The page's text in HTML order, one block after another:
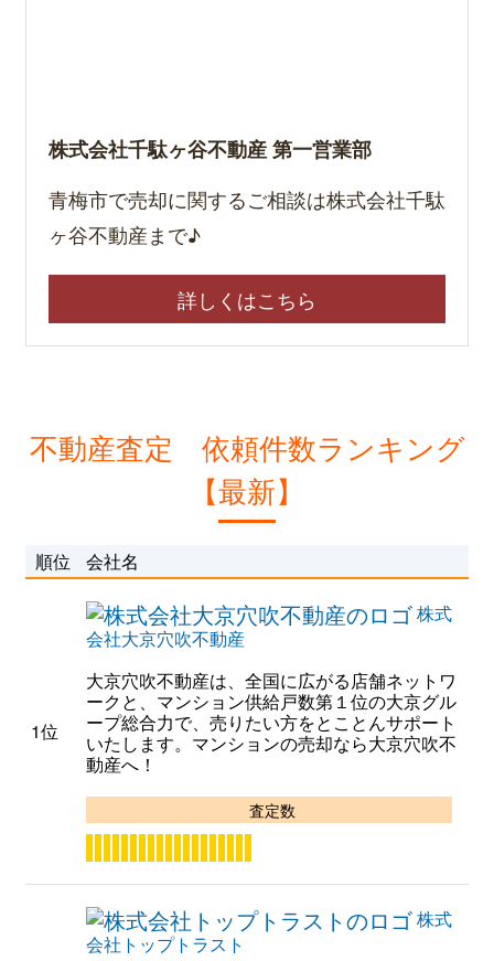
株式会社千駄ヶ谷不動産 第一営業部
青梅市で売却に関するご相談は株式会社千駄
ヶ谷不動産まで♪
詳しくはこちら
不動産査定 依頼件数ランキング
【最新】
順位 会社名
1位
株式
会社大京穴吹不動産
大京穴吹不動産は、全国に広がる店舗ネットワ
ークと、マンション供給戸数第１位の大京グル
ープ総合力で、売りたい方をとことんサポート
いたします。マンションの売却なら大京穴吹不
動産へ！
査定数
株式
会社トップトラスト